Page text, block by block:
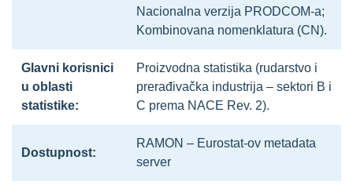
Nacionalna verzija PRODCOM-a;
Kombinovana nomenklatura (CN).
Glavni korisnici
u oblasti
statistike:
Proizvodna statistika (rudarstvo i
prerađivačka industrija – sektori B i
C prema NACE Rev. 2).
Dostupnost:
RAMON – Eurostat-ov metadata
server